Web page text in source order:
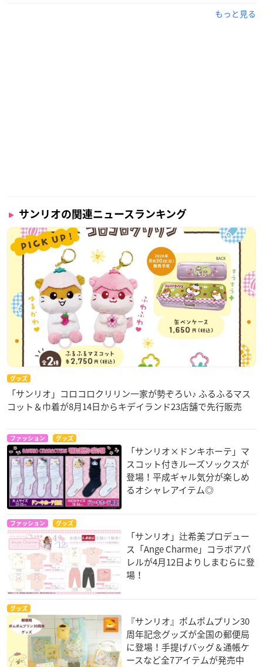
もっと見る
サンリオの関連ニュースランキング
グッズ
「サンリオ」コロコロクリリン一家が勢ぞろい♪ ふるふるマス
コット＆巾着が8月14日からキデイランド23店舗で先行販売
ファッション グッズ
「サンリオ×ドンキホーテ」マ
スコット付きルーズソックスが
登場！平成ギャル気分が楽しめ
るオシャレアイテム◎
ファッション グッズ
「サンリオ」辻希美プロデュー
ス「Ange Charme」コラボアパ
レルが4月12日よりしまむらに登
場！
グッズ
『サンリオ』ポムポムプリン30
周年記念グッズが全国の郵便局
に登場！手提げバッグ＆通帳ケ
ースなど全7アイテムが発売中